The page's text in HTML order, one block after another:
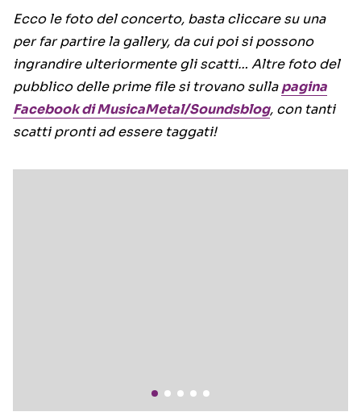
Ecco le foto del concerto, basta cliccare su una
per far partire la gallery, da cui poi si possono
ingrandire ulteriormente gli scatti… Altre foto del
pubblico delle prime file si trovano sullapagina
Facebook di MusicaMetal/Soundsblog, con tanti
scatti pronti ad essere taggati!